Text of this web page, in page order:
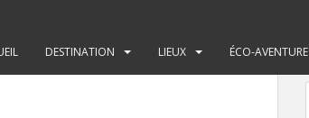
DESTINATION LIEUX ÉCO-AVENTURE